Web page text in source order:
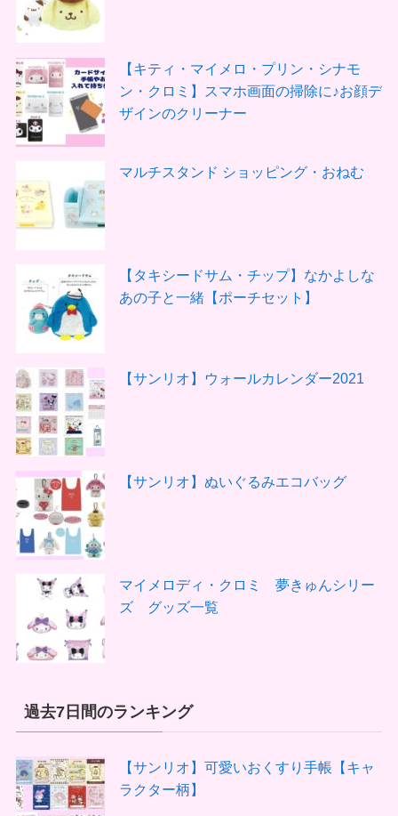
【キティ・マイメロ・プリン・シナモ
ン・クロミ】スマホ画面の掃除に♪お顔デ
ザインのクリーナー
マルチスタンド ショッピング・おねむ
【タキシードサム・チップ】なかよしな
あの子と一緒【ポーチセット】
【サンリオ】ウォールカレンダー2021
【サンリオ】ぬいぐるみエコバッグ
マイメロディ・クロミ 夢きゅんシリー
ズ グッズ一覧
過去7日間のランキング
【サンリオ】可愛いおくすり手帳【キャ
ラクター柄】